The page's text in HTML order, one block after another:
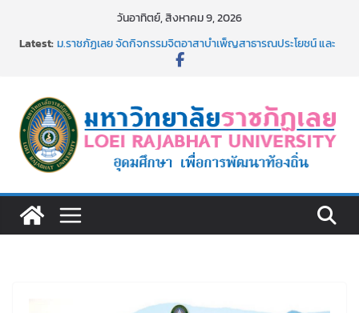
วันอาทิตย์, สิงหาคม 9, 2026
Latest:ม.ราชภัฏเลย จัดกิจกรรมจิตอาสาบำเพ็ญสาธารณประโยชน์ และ
เงินรายได้
ม.ราชภัฏเลย จัดมหกรรมวิชาการ เปิดบ้าน LRU ครั้งที่ 4 เปิดให้
นักเรียนมัธยมปลายค้นหาสาขาวิชาในฝัน สู่อนาคตที่ใช่
อธิการบดี มรภ.เลย ร่วมประชุมชี้แจงกับคณะอนุกรรมาธิการ
ประจำปีงบประมาณ พ.ศ. 2570
๑,๙๗๒ ชุด โดยวิธีเฉพาะเจาะจง